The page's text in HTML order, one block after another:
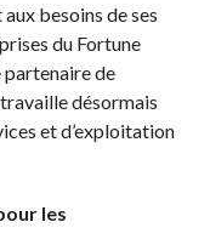
besoins de ses
du Fortune
de
désormais
et d’exploitation
les